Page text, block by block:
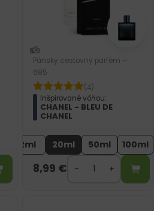
Pánsky cestovný parfém –
685
(4)
Inšpirované vôňou:
CHANEL - BLEU DE
CHANEL
2ml 20ml 50ml 100ml
8,99 €